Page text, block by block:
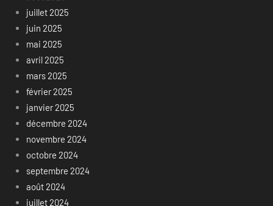
juillet 2025
juin 2025
mai 2025
avril 2025
mars 2025
février 2025
janvier 2025
décembre 2024
novembre 2024
octobre 2024
septembre 2024
août 2024
juillet 2024